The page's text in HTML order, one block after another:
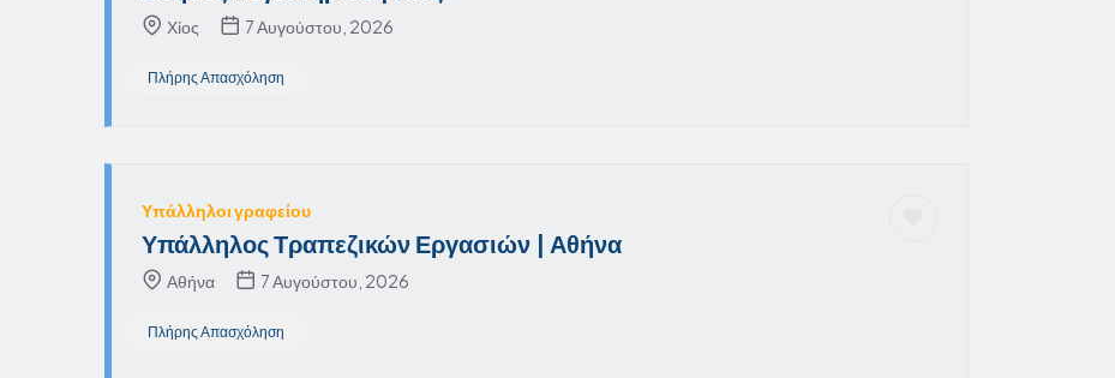
Χίος 7 Αυγούστου, 2026
Πλήρης Απασχόληση
Υπάλληλοι γραφείου
Υπάλληλος Τραπεζικών Εργασιών | Αθήνα
Αθήνα 7 Αυγούστου, 2026
Πλήρης Απασχόληση